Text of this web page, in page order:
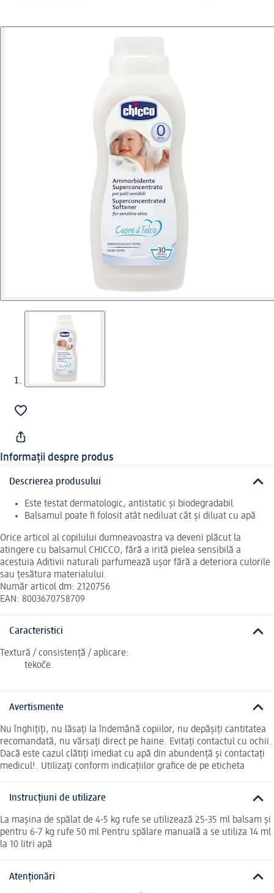
Informații despre produs
Descrierea produsului
Este testat dermatologic, antistatic și biodegradabil
Balsamul poate fi folosit atât nediluat cât și diluat cu apă
Orice articol al copilului dumneavoastra va deveni plăcut la
atingere cu balsamul CHICCO, fără a irită pielea sensibilă a
acestuia Aditivii naturali parfumează ușor fără a deteriora culorile
sau țesătura materialului.
Număr articol dm: 2120756
EAN: 8003670758709
Caracteristici
Textură / consistență / aplicare:
tekoče
Avertismente
Nu înghițiți, nu lăsați la îndemână copiilor, nu depășiți cantitatea
recomandată, nu vărsați direct pe haine. Evitați contactul cu ochii.
Dacă este cazul clătiți imediat cu apă din abundență și contactați
medicul!. Utilizați conform indicațiilor grafice de pe eticheta
Instrucțiuni de utilizare
La mașina de spălat de 4-5 kg rufe se utilizează 25-35 ml balsam și
pentru 6-7 kg rufe 50 ml Pentru spălare manuală a se utiliza 14 ml
la 10 litri apă
Atenționări